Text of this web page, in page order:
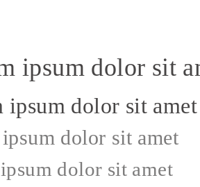
ipsum dolor sit
ipsum dolor sit amet
dolor sit amet
dolor sit amet